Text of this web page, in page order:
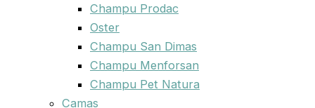
Champu Prodac
Oster
Champu San Dimas
Champu Menforsan
Champu Pet Natura
Camas